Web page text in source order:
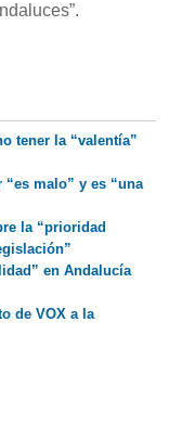
tener la “valentía”
malo” y es “una
la “prioridad
en Andalucía
de VOX a la